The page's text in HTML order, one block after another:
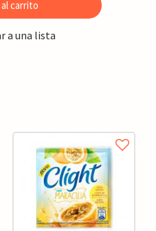
carrito
a una lista